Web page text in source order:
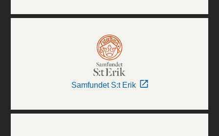
Samfundet S:t Erik